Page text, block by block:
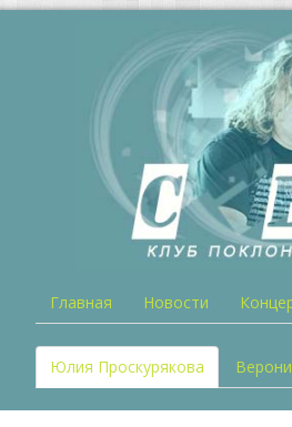
Главная Новости
Юлия Проскурякова